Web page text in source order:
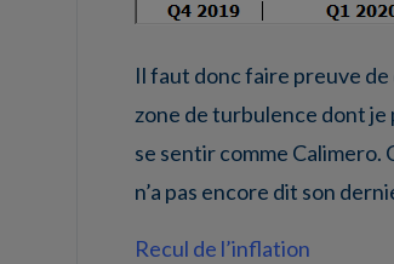
Il faut donc faire preuve
zone de turbulence dont je
se sentir comme Calimero.
n’a pas encore dit son
Recul de l’inflation